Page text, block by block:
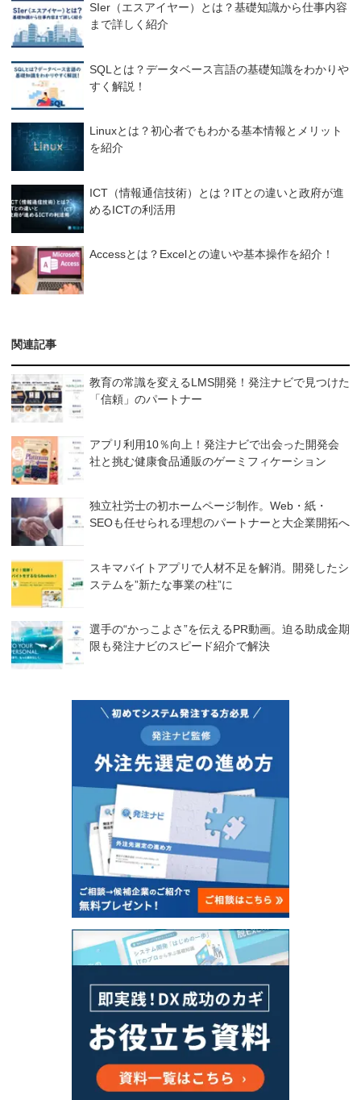
SIer（エスアイヤー）とは？基礎知識から仕事内容
まで詳しく紹介
SQLとは？データベース言語の基礎知識をわかりや
すく解説！
Linuxとは？初心者でもわかる基本情報とメリット
を紹介
ICT（情報通信技術）とは？ITとの違いと政府が進
めるICTの利活用
Accessとは？Excelとの違いや基本操作を紹介！
関連記事
教育の常識を変えるLMS開発！発注ナビで見つけた
「信頼」のパートナー
アプリ利用10％向上！発注ナビで出会った開発会
社と挑む健康食品通販のゲーミフィケーション
独立社労士の初ホームページ制作。Web・紙・
SEOも任せられる理想のパートナーと大企業開拓へ
スキマバイトアプリで人材不足を解消。開発したシ
ステムを”新たな事業の柱”に
選手の“かっこよさ”を伝えるPR動画。迫る助成金期
限も発注ナビのスピード紹介で解決